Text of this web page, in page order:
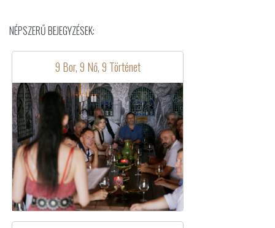
NÉPSZERŰ BEJEGYZÉSEK:
9 Bor, 9 Nő, 9 Történet